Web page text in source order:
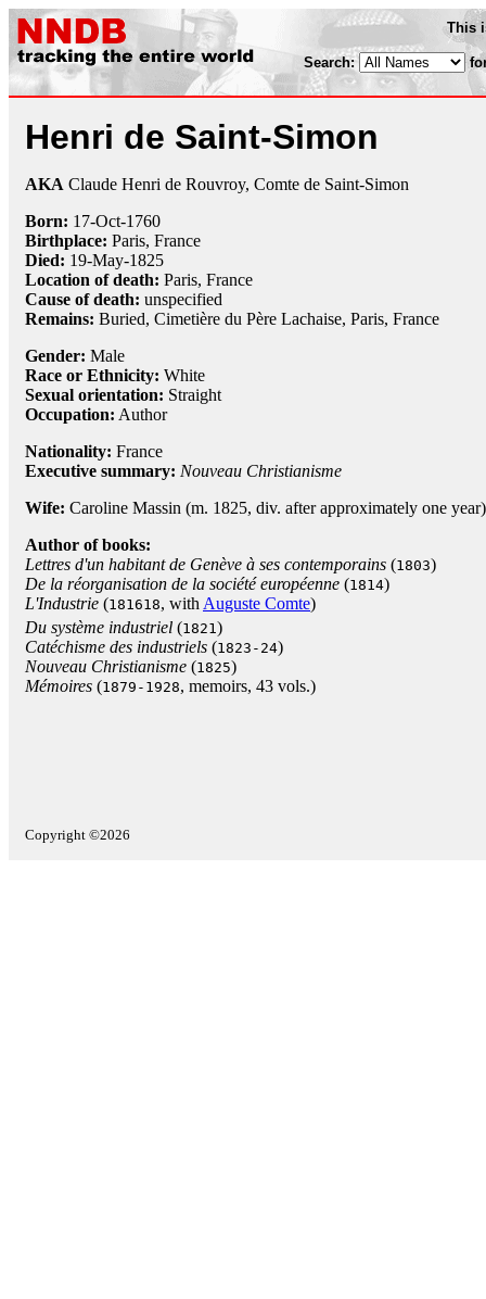
This
Search:
Henri de Saint-Simon
AKA Claude Henri de Rouvroy, Comte de Saint-Simon
Born: 17-Oct-1760
Birthplace: Paris, France
Died: 19-May-1825
Location of death: Paris, France
Cause of death: unspecified
Remains: Buried, Cimetière du Père Lachaise, Paris, France
Gender: Male
Race or Ethnicity: White
Sexual orientation: Straight
Occupation: Author
Nationality: France
Executive summary: Nouveau Christianisme
Wife: Caroline Massin (m. 1825, div. after approximately one year)
Author of books:
Lettres d'un habitant de Genève à ses contemporains (1803)
De la réorganisation de la société européenne (1814)
L'Industrie (181618, with Auguste Comte)
Du système industriel (1821)
Catéchisme des industriels (1823-24)
Nouveau Christianisme (1825)
Mémoires (1879-1928, memoirs, 43 vols.)
Copyright ©2026